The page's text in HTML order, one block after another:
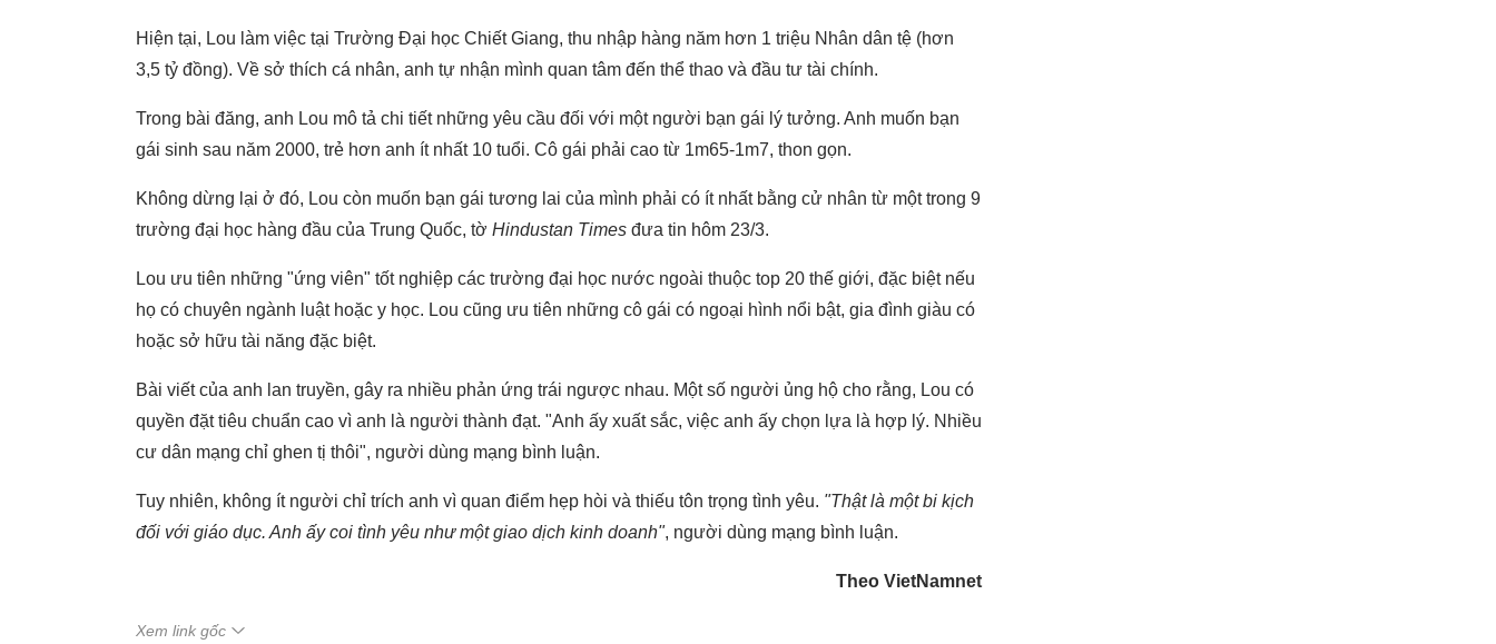
Hiện tại, Lou làm việc tại Trường Đại học Chiết Giang, thu nhập hàng năm hơn 1 triệu Nhân dân tệ (hơn
3,5 tỷ đồng). Về sở thích cá nhân, anh tự nhận mình quan tâm đến thể thao và đầu tư tài chính.
Trong bài đăng, anh Lou mô tả chi tiết những yêu cầu đối với một người bạn gái lý tưởng. Anh muốn bạn
gái sinh sau năm 2000, trẻ hơn anh ít nhất 10 tuổi. Cô gái phải cao từ 1m65-1m7, thon gọn.
Không dừng lại ở đó, Lou còn muốn bạn gái tương lai của mình phải có ít nhất bằng cử nhân từ một trong 9
trường đại học hàng đầu của Trung Quốc, tờ Hindustan Times đưa tin hôm 23/3.
Lou ưu tiên những "ứng viên" tốt nghiệp các trường đại học nước ngoài thuộc top 20 thế giới, đặc biệt nếu
họ có chuyên ngành luật hoặc y học. Lou cũng ưu tiên những cô gái có ngoại hình nổi bật, gia đình giàu có
hoặc sở hữu tài năng đặc biệt.
Bài viết của anh lan truyền, gây ra nhiều phản ứng trái ngược nhau. Một số người ủng hộ cho rằng, Lou có
quyền đặt tiêu chuẩn cao vì anh là người thành đạt. "Anh ấy xuất sắc, việc anh ấy chọn lựa là hợp lý. Nhiều
cư dân mạng chỉ ghen tị thôi", người dùng mạng bình luận.
Tuy nhiên, không ít người chỉ trích anh vì quan điểm hẹp hòi và thiếu tôn trọng tình yêu. "Thật là một bi kịch
đối với giáo dục. Anh ấy coi tình yêu như một giao dịch kinh doanh", người dùng mạng bình luận.
Theo VietNamnet
Xem link gốc